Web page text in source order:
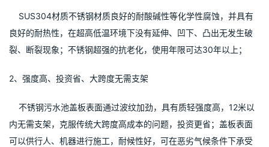
SUS304材质不锈钢材质良好的耐酸碱性等化学性腐蚀，并具有
良好的耐热性，在超高低温环境下没有延伸、凹下、凸出无发生破
裂、断裂现象；不锈钢超强的抗老化，使用年限可达30年以上；
2、强度高、投资省、大跨度无需支架
不锈钢污水池盖板表面通过波纹加劲，具有质轻强度高，12米以
内无需支架，克服传统大跨度高成本的问题，投资更省；盖板表面
可以供行人、机器进行施工，耐候性好，可在恶劣气候条件下承受